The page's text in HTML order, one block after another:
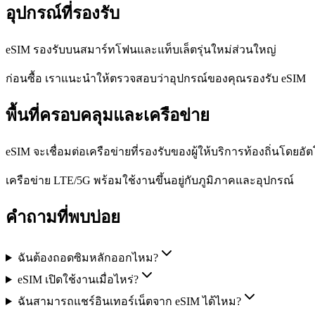
อุปกรณ์ที่รองรับ
eSIM รองรับบนสมาร์ทโฟนและแท็บเล็ตรุ่นใหม่ส่วนใหญ่
ก่อนซื้อ เราแนะนำให้ตรวจสอบว่าอุปกรณ์ของคุณรองรับ eSIM
พื้นที่ครอบคลุมและเครือข่าย
eSIM จะเชื่อมต่อเครือข่ายที่รองรับของผู้ให้บริการท้องถิ่นโดยอั
เครือข่าย LTE/5G พร้อมใช้งานขึ้นอยู่กับภูมิภาคและอุปกรณ์
คำถามที่พบบ่อย
ฉันต้องถอดซิมหลักออกไหม?
eSIM เปิดใช้งานเมื่อไหร่?
ฉันสามารถแชร์อินเทอร์เน็ตจาก eSIM ได้ไหม?